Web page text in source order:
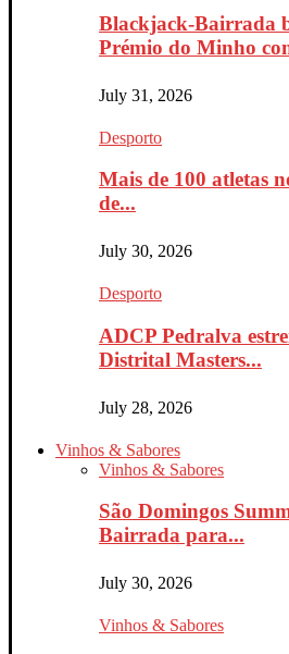
Blackjack-Bairrada
Prémio do Minho
July 31, 2026
Desporto
Mais de 100 atletas
de...
July 30, 2026
Desporto
ADCP Pedralva
Distrital Masters...
July 28, 2026
Vinhos & Sabores
Vinhos & Sabores
São Domingos
Bairrada para...
July 30, 2026
Vinhos & Sabores